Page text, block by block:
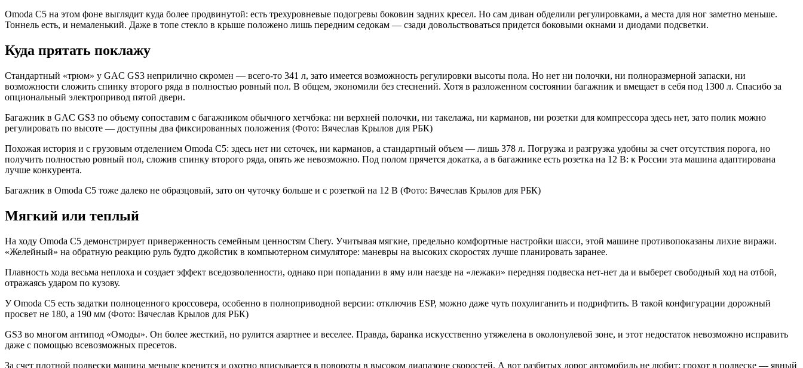
Omoda C5 на этом фоне выглядит куда более продвинутой: есть трехуровневые подогревы боковин задних кресел. Но сам диван обделили регулировками, а места для ног заметно меньше.
Тоннель есть, и немаленький. Даже в топе стекло в крыше положено лишь передним седокам — сзади довольствоваться придется боковыми окнами и диодами подсветки.
Куда прятать поклажу
Стандартный «трюм» у GAC GS3 неприлично скромен — всего-то 341 л, зато имеется возможность регулировки высоты пола. Но нет ни полочки, ни полноразмерной запаски, ни
возможности сложить спинку второго ряда в полностью ровный пол. В общем, экономили без стеснений. Хотя в разложенном состоянии багажник и вмещает в себя под 1300 л. Спасибо за
опциональный электропривод пятой двери.
Багажник в GAC GS3 по объему сопоставим с багажником обычного хетчбэка: ни верхней полочки, ни такелажа, ни карманов, ни розетки для компрессора здесь нет, зато полик можно
регулировать по высоте — доступны два фиксированных положения (Фото: Вячеслав Крылов для РБК)
Похожая история и с грузовым отделением Omoda C5: здесь нет ни сеточек, ни карманов, а стандартный объем — лишь 378 л. Погрузка и разгрузка удобны за счет отсутствия порога, но
получить полностью ровный пол, сложив спинку второго ряда, опять же невозможно. Под полом прячется докатка, а в багажнике есть розетка на 12 В: к России эта машина адаптирована
лучше конкурента.
Багажник в Omoda C5 тоже далеко не образцовый, зато он чуточку больше и с розеткой на 12 В (Фото: Вячеслав Крылов для РБК)
Мягкий или теплый
На ходу Omoda C5 демонстрирует приверженность семейным ценностям Chery. Учитывая мягкие, предельно комфортные настройки шасси, этой машине противопоказаны лихие виражи.
«Желейный» на обратную реакцию руль будто джойстик в компьютерном симуляторе: маневры на высоких скоростях лучше планировать заранее.
Плавность хода весьма неплоха и создает эффект вседозволенности, однако при попадании в яму или наезде на «лежаки» передняя подвеска нет-нет да и выберет свободный ход на отбой,
отражаясь ударом по кузову.
У Omoda C5 есть задатки полноценного кроссовера, особенно в полноприводной версии: отключив ESP, можно даже чуть похулиганить и подрифтить. В такой конфигурации дорожный
просвет не 180, а 190 мм (Фото: Вячеслав Крылов для РБК)
GS3 во многом антипод «Омоды». Он более жесткий, но рулится азартнее и веселее. Правда, баранка искусственно утяжелена в околонулевой зоне, и этот недостаток невозможно исправить
даже с помощью всевозможных пресетов.
За счет плотной подвески машина меньше кренится и охотно вписывается в повороты в высоком диапазоне скоростей. А вот разбитых дорог автомобиль не любит: грохот в подвеске — явный